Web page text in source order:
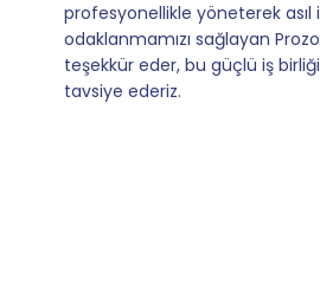
işimize
ekibine
tüm kurumlara